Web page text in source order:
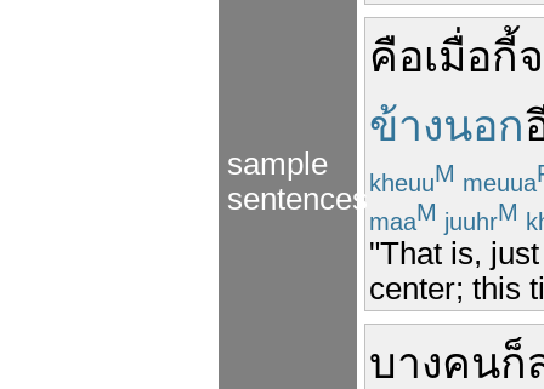
sample
sentences
คือเมื่อกี้
ข้างนอก
kheuuM meuua
maaM juuhrM
"That is,
center; this
บางคนก็